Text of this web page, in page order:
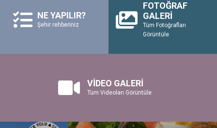
NE YAPILIR?
Şehir rehberiniz
FOTOĞRAF
GALERİ
Tüm Fotoğrafları
Görüntüle
VİDEO GALERİ
Tüm Videoları Görüntüle